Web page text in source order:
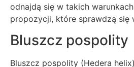
odnajdą się w takich
propozycji, które sprawdzą się
Bluszcz pospolity
Bluszcz pospolity (Hedera